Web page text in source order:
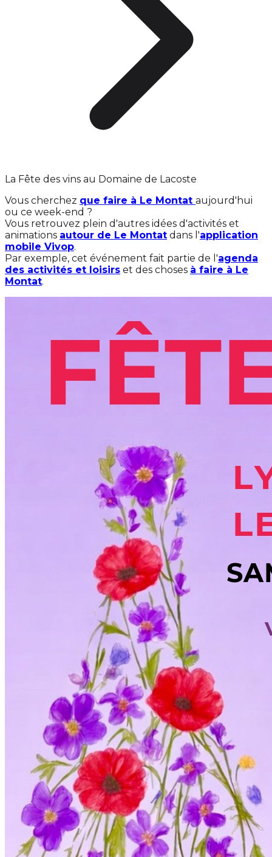
La Fête des vins au Domaine de Lacoste
Vous cherchez que faire à Le Montat aujourd'hui
ou ce week-end ?
Vous retrouvez plein d'autres idées d'activités et
animations autour de Le Montat dans l'application
mobile Vivop.
Par exemple, cet événement fait partie de l'agenda
des activités et loisirs et des choses à faire à Le
Montat.